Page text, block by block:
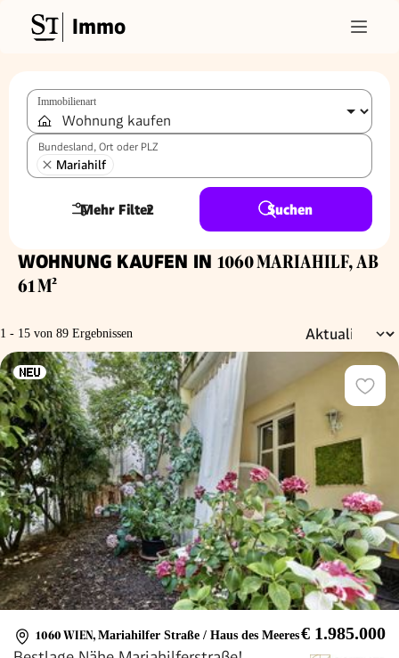
Immo
Immobilienart
Bundesland, Ort oder PLZ
Mariahilf
Mehr Filter
2 Suchen
WOHNUNG KAUFEN IN 1060 MARIAHILF, AB
61 M²
1 - 15 von 89 Ergebnissen
1060 WIEN, Mariahilfer Straße / Haus des Meeres€ 1.985.000